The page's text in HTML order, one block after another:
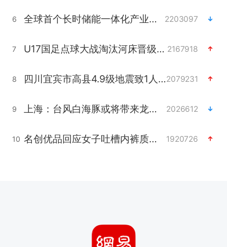
6 全球首个长时储能一体化产业园量产 2203097
7 U17国足点球大战淘汰河床晋级决赛 2167918
8 四川宜宾市高县4.9级地震致1人死亡2079231
9 上海：台风白海豚或将带来龙卷风 2026612
10 名创优品回应女子吐槽内裤质量差 1920726